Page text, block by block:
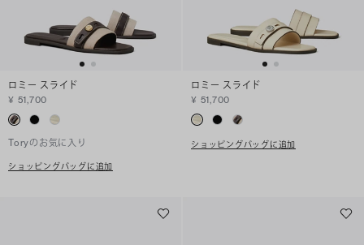
ロミー スライド
¥ 51,700
Toryのお気に入り
ショッピングバッグに追加
ロミー スライド
¥ 51,700
ショッピングバッグに追加